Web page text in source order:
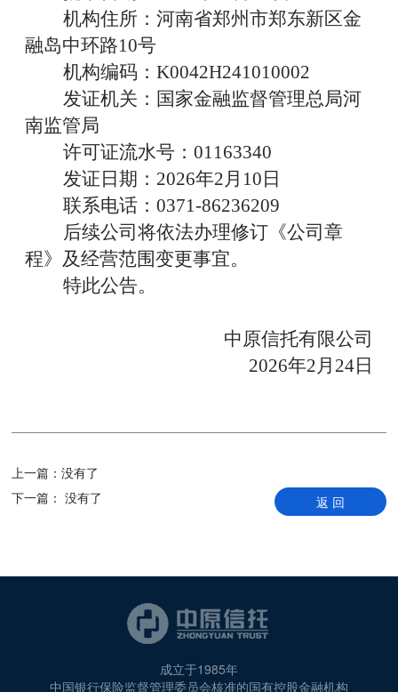
机构住所：河南省郑州市郑东新区金
融岛中环路10号
机构编码：K0042H241010002
发证机关：国家金融监督管理总局河
南监管局
许可证流水号：01163340
发证日期： 2026年2月 10 日
联系电话：0371-86236209
后续公司将依法办理修订《公司章
程》及经营范围变更事宜。
特此公告。
中原信托有限公司
2026年2月 24日
上一篇：没有了
下一篇： 没有了 返 回
成立于1985年
中国银行保险监督管理委员会核准的国有控股金融机构